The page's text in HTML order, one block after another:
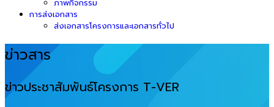
ภาพกิจกรรม
การส่งเอกสาร
ส่งเอกสารโครงการและเอกสารทั่วไป
ข่าวสาร
ข่าวประชาสัมพันธ์โครงการ T-VER